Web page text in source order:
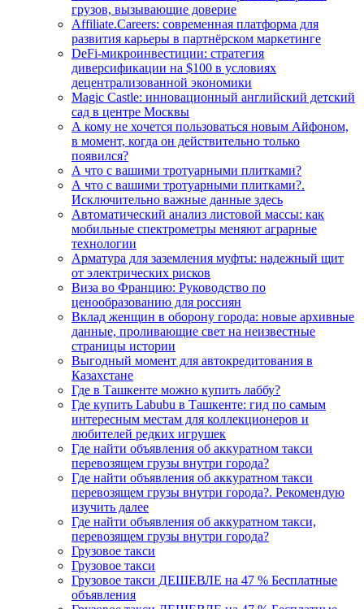
грузов, вызывающие доверие
Affiliate.Careers: современная платформа для
развития карьеры в партнёрском маркетинге
DeFi-микроинвестиции: стратегия
диверсификации на $100 в условиях
децентрализованной экономики
Magic Castle: инновационный английский детский
сад в центре Москвы
А кому не хочется пользоваться новым Айфоном,
в момент, когда он действительно только
появился?
А что с вашими тротуарными плитками?
А что с вашими тротуарными плитками?.
Исключительно важные данные здесь
Автоматический анализ листовой массы: как
мобильные спектрометры меняют аграрные
технологии
Арматура для заземления муфты: надежный щит
от электрических рисков
Виза во Францию: Руководство по
ценообразованию для россиян
Вклад женщин в оборону города: новые архивные
данные, проливающие свет на неизвестные
страницы истории
Выгодный момент для автокредитования в
Казахстане
Где в Ташкенте можно купить лаббу?
Где купить Labubu в Ташкенте: гид по самым
интересным местам для коллекционеров и
любителей редких игрушек
Где найти объявления об аккуратном такси
перевозящем грузы внутри города?
Где найти объявления об аккуратном такси
перевозящем грузы внутри города?. Рекомендую
изучить далее
Где найти объявления об аккуратном такси,
перевозящем грузы внутри города?
Грузовое такси
Грузовое такси
Грузовое такси ДЕШЕВЛЕ на 47 % Бесплатные
объявления